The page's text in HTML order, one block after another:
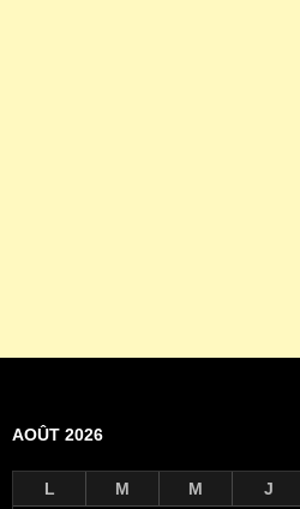
AOÛT 2026
L M M J